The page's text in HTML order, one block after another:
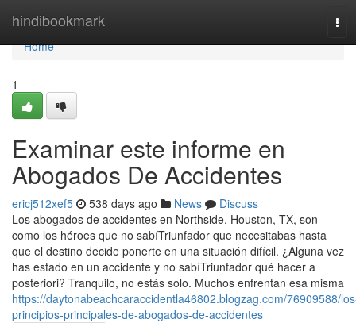
hindibookmark
Home
Home
1
Examinar este informe en
Abogados De Accidentes
ericj512xef5 538 days ago News
Discuss
Los abogados de accidentes en Northside, Houston, TX, son
como los héroes que no sabíTriunfador que necesitabas hasta
que el destino decide ponerte en una situación difícil. ¿Alguna vez
has estado en un accidente y no sabíTriunfador qué hacer a
posteriori? Tranquilo, no estás solo. Muchos enfrentan esa misma
https://daytonabeachcaraccidentla46802.blogzag.com/76909588/
principios-principales-de-abogados-de-accidentes